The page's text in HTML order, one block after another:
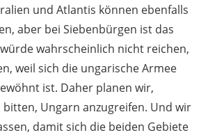
und Atlantis können ebenfalls
aber bei Siebenbürgen ist das
wahrscheinlich nicht reichen,
weil sich die ungarische Armee
ist. Daher planen wir,
bitten, Ungarn anzugreifen. Und wir
damit sich die beiden Gebiete